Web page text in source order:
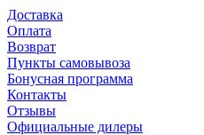
Доставка
Оплата
Возврат
Пункты самовывоза
Бонусная программа
Контакты
Отзывы
Официальные дилеры